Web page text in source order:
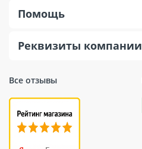
Все отзывы
Помощь
Реквизиты компании